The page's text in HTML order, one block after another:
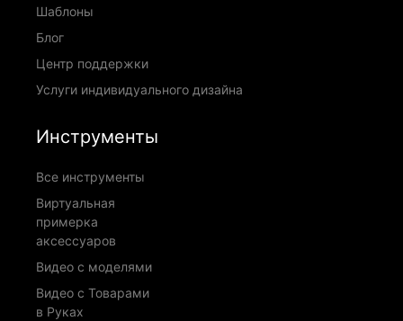
Шаблоны
Блог
Центр поддержки
Услуги индивидуального дизайна
Инструменты
Все инструменты
Виртуальная
примерка
аксессуаров
Видео с моделями
Видео с Товарами
в Руках